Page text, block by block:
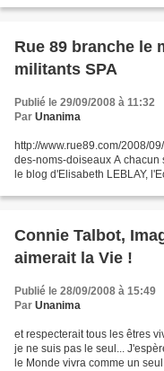
Rue 89 branche le
militants SPA
Publié le 29/09/2008 à 11:32
Par Unanima
http://www.rue89.com/2008/
des-noms-doiseaux A
le blog d'Elisabeth LEBLAY,
Connie Talbot,
aimerait la Vie !
Publié le 28/09/2008 à 15:49
Par Unanima
et respecterait tous les êtres
je ne suis pas le seul...
le Monde vivra comme un